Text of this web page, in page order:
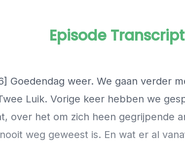
Episode Transcript